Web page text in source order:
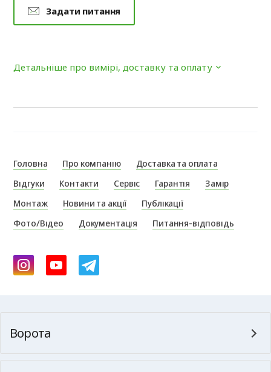
Задати питання
Детальніше про вимірі, доставку та оплату
Головна Про компанію
Доставка та оплата
Відгуки
Контакти Сервіс Гарантія
Замір
Монтаж
Новини та акції
Публікації
Фото/Відео
Документація Питання-відповідь
Ворота